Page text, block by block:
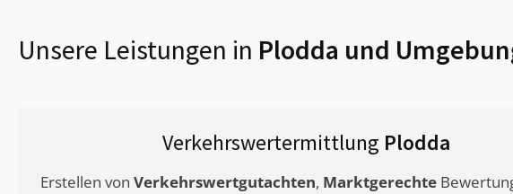
Unsere Leistungen in Plodda und
Verkehrswertermittlung Plodda
Erstellen von Verkehrswertgutachten, Marktgerechte